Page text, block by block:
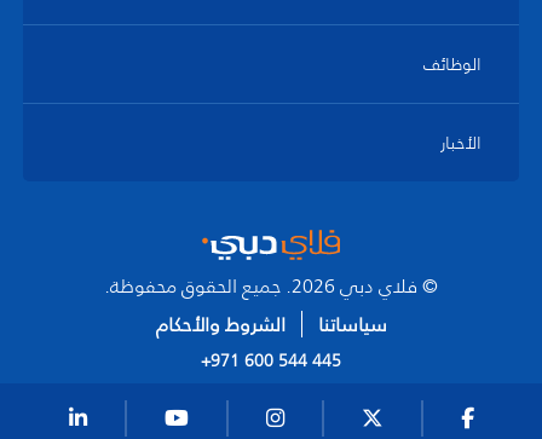
الوظائف
الأخبار
© فلاي دبي 2026. جميع الحقوق محفوظة.
سياساتنا
الشروط والأحكام
+971 600 544 445